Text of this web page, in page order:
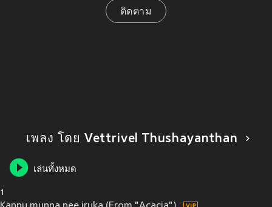
ติดตาม
เพลง โดย Vettrivel Thushayanthan
เล่นทั้งหมด
1